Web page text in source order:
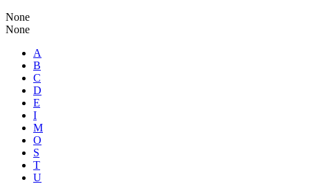
None
None
A
B
C
D
E
I
M
O
S
T
U